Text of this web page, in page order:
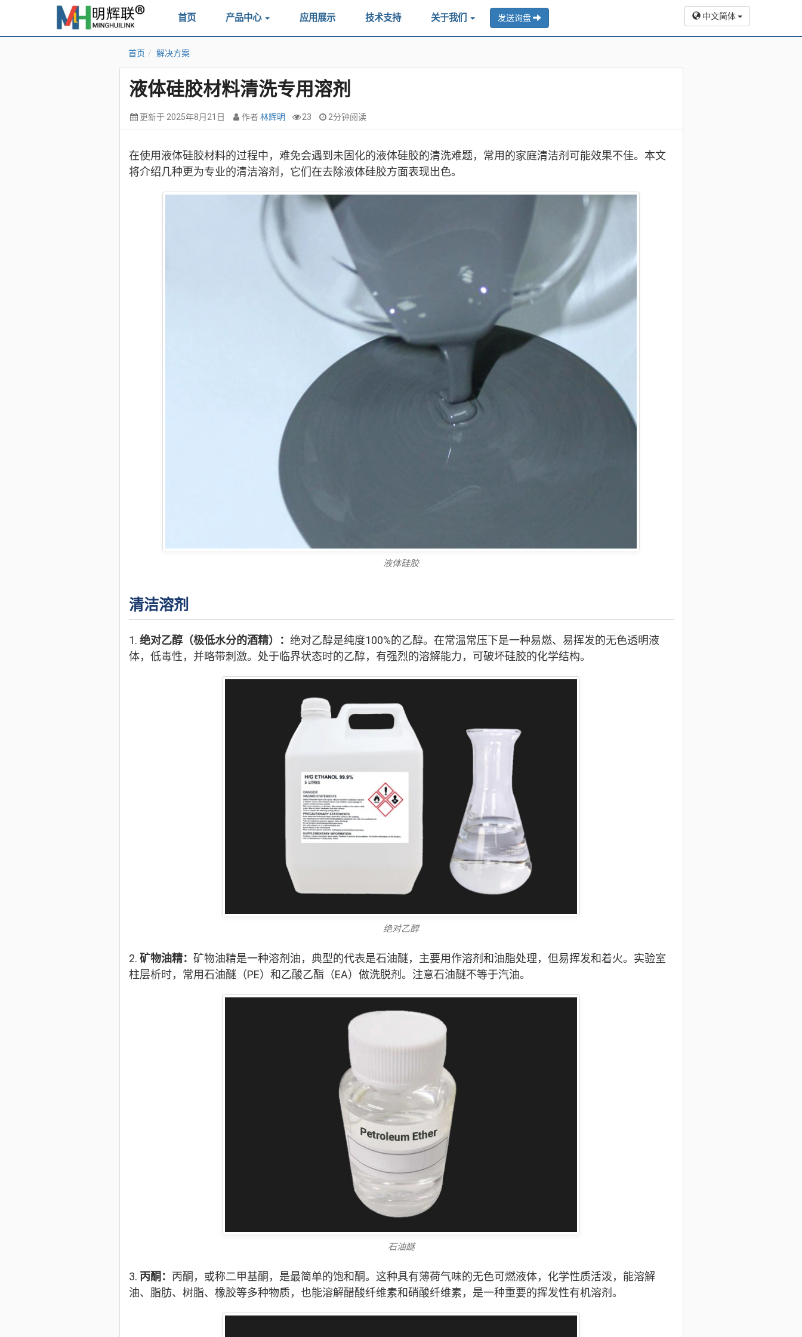
首页 产品中心 应用展示 技术支持 关于我们 发送询盘 中文简体
首页 解决方案
液体硅胶材料清洗专用溶剂
更新于 2025年8月21日 作者林辉明 23 2分钟阅读
在使用液体硅胶材料的过程中，难免会遇到未固化的液体硅胶的清洗难题，常用的家庭清洁剂可能效果不佳。本文
将介绍几种更为专业的清洁溶剂，它们在去除液体硅胶方面表现出色。
液体硅胶
清洁溶剂
1. 绝对乙醇（极低水分的酒精）： 绝对乙醇是纯度100%的乙醇。在常温常压下是一种易燃、易挥发的无色透明液
体，低毒性，并略带刺激。处于临界状态时的乙醇，有强烈的溶解能力，可破坏硅胶的化学结构。
绝对乙醇
2. 矿物油精： 矿物油精是一种溶剂油，典型的代表是石油醚，主要用作溶剂和油脂处理，但易挥发和着火。实验室
柱层析时，常用石油醚（PE）和乙酸乙酯（EA）做洗脱剂。注意石油醚不等于汽油。
石油醚
3. 丙酮： 丙酮，或称二甲基酮，是最简单的饱和酮。这种具有薄荷气味的无色可燃液体，化学性质活泼，能溶解
油、脂肪、树脂、橡胶等多种物质，也能溶解醋酸纤维素和硝酸纤维素，是一种重要的挥发性有机溶剂。